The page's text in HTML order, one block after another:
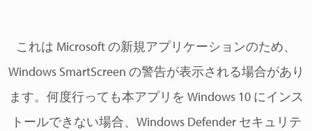
これは Microsoft の新規アプリケーションのため、
Windows SmartScreen の警告が表示される場合があり
ます。何度行っても本アプリを Windows 10 にインス
トールできない場合、Windows Defender セキュリテ